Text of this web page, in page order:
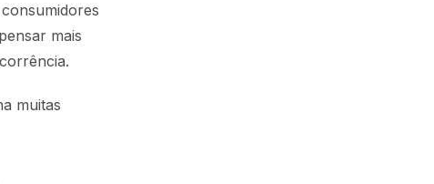
mais
muitas